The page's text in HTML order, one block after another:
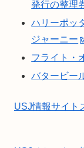
発行の整理
ハリーポッ
ジャーニー
フライト・
バタービー
USJ情報サイト